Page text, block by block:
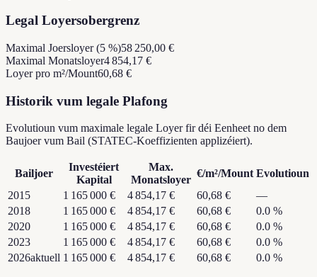
Legal Loyersobergrenz
Maximal Joersloyer (5 %)58 250,00 €
Maximal Monatsloyer4 854,17 €
Loyer pro m²/Mount60,68 €
Historik vum legale Plafong
Evolutioun vum maximale legale Loyer fir déi Eenheet no dem
Baujoer vum Bail (STATEC-Koeffizienten applizéiert).
Bailjoer
Investéiert
Kapital
Max.
Monatsloyer
€/m²/Mount Evolutioun
2015
1 165 000 € 4 854,17 € 60,68 €
—
2018
1 165 000 € 4 854,17 € 60,68 € 0.0 %
2020
1 165 000 € 4 854,17 € 60,68 € 0.0 %
2023
1 165 000 € 4 854,17 € 60,68 € 0.0 %
2026aktuell 1 165 000 € 4 854,17 € 60,68 € 0.0 %